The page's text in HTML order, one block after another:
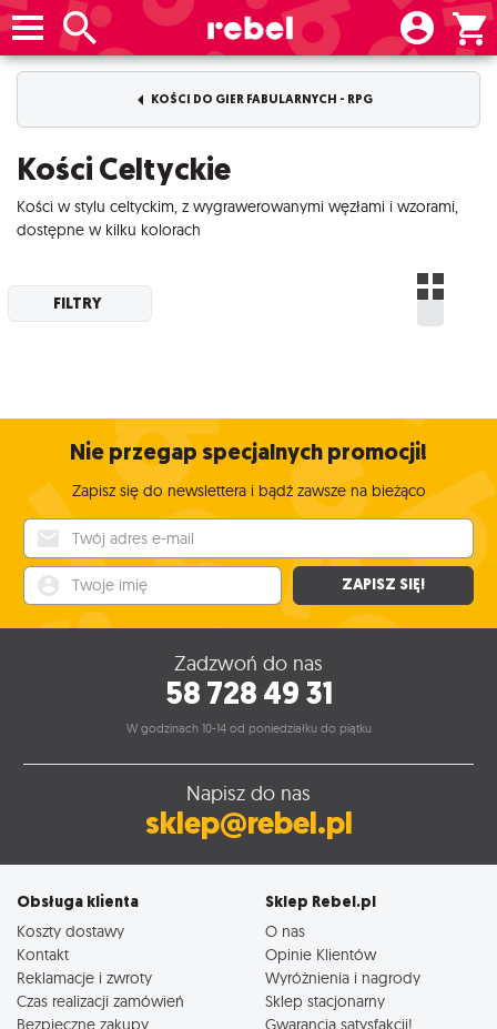
KOŚCI DO GIER FABULARNYCH - RPG
Kości Celtyckie
Kości w stylu celtyckim, z wygrawerowanymi węzłami i wzorami,
dostępne w kilku kolorach
FILTRY
Nie przegap specjalnych promocji!
Zapisz się do newslettera i bądź zawsze na bieżąco
ZAPISZ SIĘ!
Zadzwoń do nas
58 728 49 31
W godzinach 10-14 od poniedziałku do piątku
Napisz do nas
sklep@rebel.pl
Obsługa klienta
Koszty dostawy
Kontakt
Reklamacje i zwroty
Czas realizacji zamówień
Bezpieczne zakupy
Sklep Rebel.pl
O nas
Opinie Klientów
Wyróżnienia i nagrody
Sklep stacjonarny
Gwarancja satysfakcji!